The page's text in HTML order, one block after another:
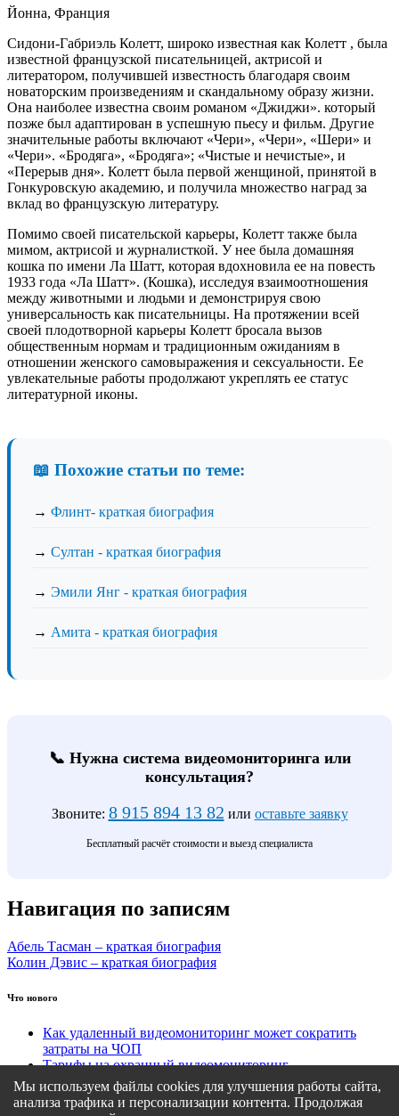
Йонна, Франция
Сидони-Габриэль Колетт, широко известная как Колетт , была
известной французской писательницей, актрисой и
литератором, получившей известность благодаря своим
новаторским произведениям и скандальному образу жизни.
Она наиболее известна своим романом «Джиджи». который
позже был адаптирован в успешную пьесу и фильм. Другие
значительные работы включают «Чери», «Чери», «Шери» и
«Чери». «Бродяга», «Бродяга»; «Чистые и нечистые», и
«Перерыв дня». Колетт была первой женщиной, принятой в
Гонкуровскую академию, и получила множество наград за
вклад во французскую литературу.
Помимо своей писательской карьеры, Колетт также была
мимом, актрисой и журналисткой. У нее была домашняя
кошка по имени Ла Шатт, которая вдохновила ее на повесть
1933 года «Ла Шатт». (Кошка), исследуя взаимоотношения
между животными и людьми и демонстрируя свою
универсальность как писательницы. На протяжении всей
своей плодотворной карьеры Колетт бросала вызов
общественным нормам и традиционным ожиданиям в
отношении женского самовыражения и сексуальности. Ее
увлекательные работы продолжают укреплять ее статус
литературной иконы.
📖 Похожие статьи по теме:
→ Флинт- краткая биография
→ Султан - краткая биография
→ Эмили Янг - краткая биография
→ Амита - краткая биография
📞 Нужна система видеомониторинга или
консультация?
Звоните: 8 915 894 13 82 или оставьте заявку
Бесплатный расчёт стоимости и выезд специалиста
Навигация по записям
Абель Тасман – краткая биография
Колин Дэвис – краткая биография
Что нового
Как удаленный видеомониторинг может сократить
затраты на ЧОП
Тарифы на охранный видеомониторинг
Этапы подключения удаленного видеомониторинга
Кому подходит удаленный видеомониторинг?
Мы используем файлы cookies для улучшения работы сайта,
анализа трафика и персонализации контента. Продолжая